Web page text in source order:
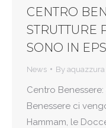
CENTRO
STRUTTURE
SONO IN EPS
News By aquazzura
Centro
Benessere ci
Hammam, le